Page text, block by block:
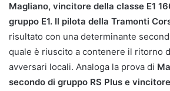
Magliano, vincitore della classe E1
gruppo E1. Il pilota della Tramonti
risultato con una determinante
quale è riuscito a contenere il ritorno
avversari locali. Analoga la prova di
secondo di gruppo RS Plus e